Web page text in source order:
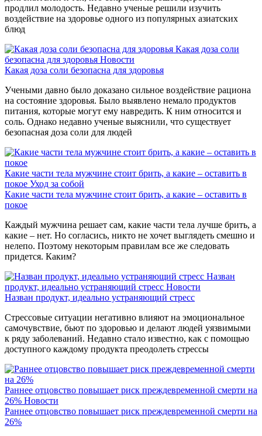
продлил молодость. Недавно ученые решили изучить
воздействие на здоровье одного из популярных азиатских
блюд
Какая доза соли
безопасна для здоровья Новости
Какая доза соли безопасна для здоровья
Учеными давно было доказано сильное воздействие рациона
на состояние здоровья. Было выявлено немало продуктов
питания, которые могут ему навредить. К ним относится и
соль. Однако недавно ученые выяснили, что существует
безопасная доза соли для людей
Какие части тела мужчине стоит брить, а какие – оставить в
покое Уход за собой
Какие части тела мужчине стоит брить, а какие – оставить в
покое
Каждый мужчина решает сам, какие части тела лучше брить, а
какие – нет. Но согласись, никто не хочет выглядеть смешно и
нелепо. Поэтому некоторым правилам все же следовать
придется. Каким?
Назван
продукт, идеально устраняющий стресс Новости
Назван продукт, идеально устраняющий стресс
Стрессовые ситуации негативно влияют на эмоциональное
самочувствие, бьют по здоровью и делают людей уязвимыми
к ряду заболеваний. Недавно стало известно, как с помощью
доступного каждому продукта преодолеть стрессы
Раннее отцовство повышает риск преждевременной смерти на
26% Новости
Раннее отцовство повышает риск преждевременной смерти на
26%